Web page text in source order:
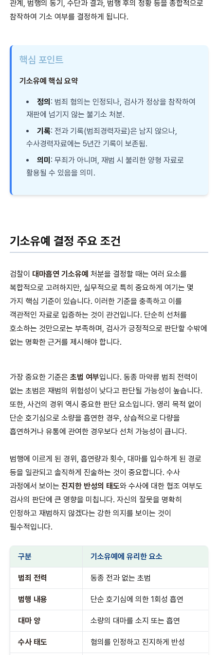
관계, 범행의 동기, 수단과 결과, 범행 후의 정황 등을 종합적으로
참작하여 기소 여부를 결정하게 됩니다.
핵심 포인트
기소유예 핵심 요약
정의 : 범죄 혐의는 인정되나, 검사가 정상을 참작하여
재판에 넘기지 않는 불기소 처분.
기록: 전과 기록(범죄경력자료)은 남지 않으나,
수사경력자료에는 5년간 기록이 보존됨.
의미 : 무죄가 아니며, 재범 시 불리한 양형 자료로
활용될 수 있음을 의미.
기소유예 결정 주요 조건
검찰이 대마흡연 기소유예 처분을 결정할 때는 여러 요소를
복합적으로 고려하지만, 실무적으로 특히 중요하게 여기는 몇
가지 핵심 기준이 있습니다. 이러한 기준을 충족하고 이를
객관적인 자료로 입증하는 것이 관건입니다. 단순히 선처를
호소하는 것만으로는 부족하며, 검사가 긍정적으로 판단할 수밖에
없는 명확한 근거를 제시해야 합니다.
가장 중요한 기준은 초범 여부입니다. 동종 마약류 범죄 전력이
없는 초범은 재범의 위험성이 낮다고 판단될 가능성이 높습니다.
또한, 사건의 경위 역시 중요한 판단 요소입니다. 영리 목적 없이
단순 호기심으로 소량을 흡연한 경우, 상습적으로 다량을
흡연하거나 유통에 관여한 경우보다 선처 가능성이 큽니다.
범행에 이르게 된 경위, 흡연량과 횟수, 대마를 입수하게 된 경로
등을 일관되고 솔직하게 진술하는 것이 중요합니다. 수사
과정에서 보이는 진지한 반성의 태도와 수사에 대한 협조 여부도
검사의 판단에 큰 영향을 미칩니다. 자신의 잘못을 명확히
인정하고 재범하지 않겠다는 강한 의지를 보이는 것이
필수적입니다.
구분 기소유예에 유리한 요소
범죄 전력 동종 전과 없는 초범
범행 내용 단순 호기심에 의한 1회성 흡연
대마 양 소량의 대마를 소지 또는 흡연
수사 태도 혐의를 인정하고 진지하게 반성